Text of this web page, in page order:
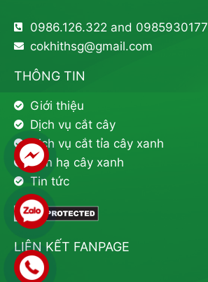
0986.126.322 and 0985930177
cokhithsg@gmail.com
THÔNG TIN
Giới thiệu
Dịch vụ cắt cây
Dịch vụ cắt tỉa cây xanh
Đốn hạ cây xanh
Tin tức
LIÊN KẾT FANPAGE